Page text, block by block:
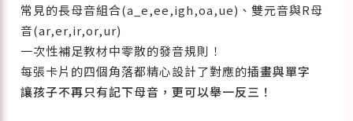
常見的長母音組合(a_e,ee,igh,oa,ue)、雙元音與R母
音(ar,er,ir,or,ur)
一次性補足教材中零散的發音規則！
每張卡片的四個角落都精心設計了對應的插畫與單字
讓孩子不再只有記下母音，更可以舉一反三！